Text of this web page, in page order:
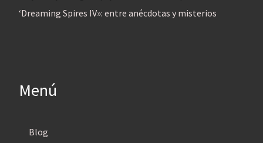
‘Dreaming Spires IV»: entre anécdotas y misterios
Menú
Blog